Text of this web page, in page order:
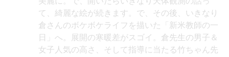
て、綺麗な絵が続きます。で、その後、いきなり
倉さんのボケボケライフを描いた「新米教師の一
日」へ。展開の寒暖差がスゴイ。倉先生の男子＆
女子人気の高さ、そして指導に当たる竹ちゃん先